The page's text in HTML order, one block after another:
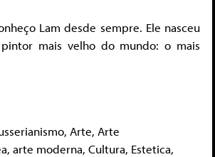
Lam desde sempre. Ele nasceu
mais velho do mundo: o mais
, Arte, Arte
, arte moderna, Cultura, Estetica,